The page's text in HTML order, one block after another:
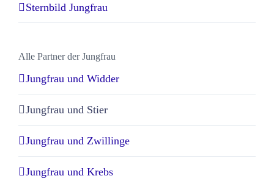
Sternbild Jungfrau
Alle Partner der Jungfrau
Jungfrau und Widder
Jungfrau und Stier
Jungfrau und Zwillinge
Jungfrau und Krebs